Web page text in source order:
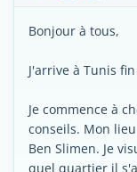
Bonjour à tous,
J'arrive à Tunis
Je commence à
conseils. Mon
Ben Slimen. Je
quel quartier il